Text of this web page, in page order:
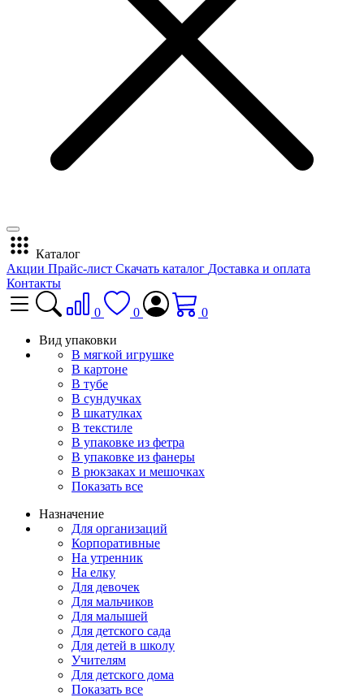
Каталог
Акции Прайс-лист Скачать каталог Доставка и оплата
Контакты
0 0
0
Вид упаковки
В мягкой игрушке
В картоне
В тубе
В сундучках
В шкатулках
В текстиле
В упаковке из фетра
В упаковке из фанеры
В рюкзаках и мешочках
Показать все
Назначение
Для организаций
Корпоративные
На утренник
На елку
Для девочек
Для мальчиков
Для малышей
Для детского сада
Для детей в школу
Учителям
Для детского дома
Показать все